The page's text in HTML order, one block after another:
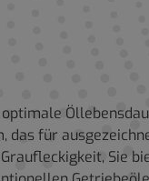
das für
Sie